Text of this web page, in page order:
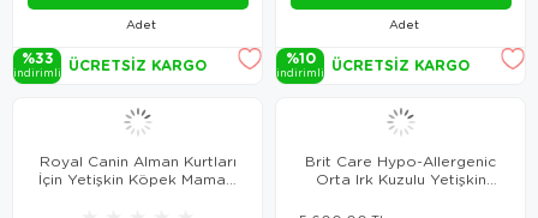
Adet
%33
i̇ndi̇ri̇mli̇ ÜCRETSIZ KARGO
Adet
%10
i̇ndi̇ri̇mli̇ ÜCRETSIZ KARGO
Royal Canin Alman Kurtları
İçin Yetişkin Köpek Maması
Brit Care Hypo-Allergenic
Orta Irk Kuzulu Yetişkin